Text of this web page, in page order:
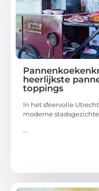
heerlijkste
toppings
In het sfeervolle
moderne
...